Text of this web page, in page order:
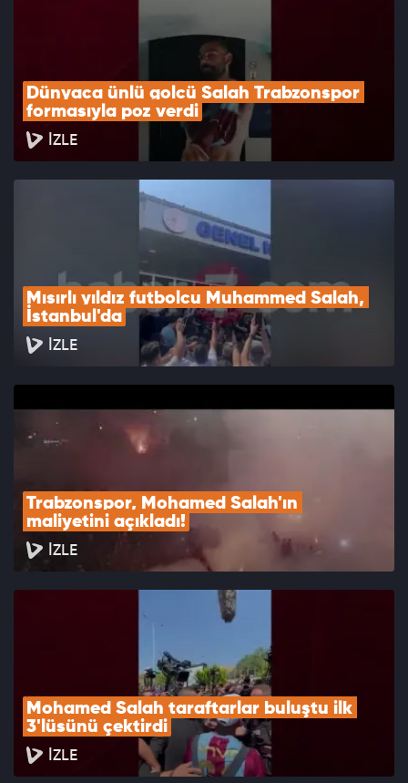
Dünyaca ünlü golcü Salah Trabzonspor
formasıyla poz verdi
İZLE
Mısırlı yıldız futbolcu Muhammed Salah,
İstanbul'da
İZLE
Trabzonspor, Mohamed Salah'ın
maliyetini açıkladı!
İZLE
Mohamed Salah taraftarlar buluştu ilk
3'lüsünü çektirdi
İZLE